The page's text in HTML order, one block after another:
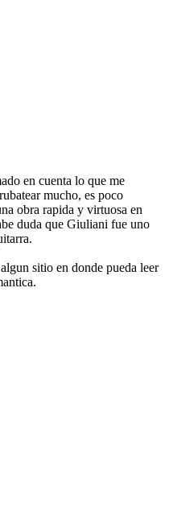
en cuenta lo que me
mucho, es poco
obra rapida y virtuosa en
duda que Giuliani fue uno
sitio en donde pueda leer